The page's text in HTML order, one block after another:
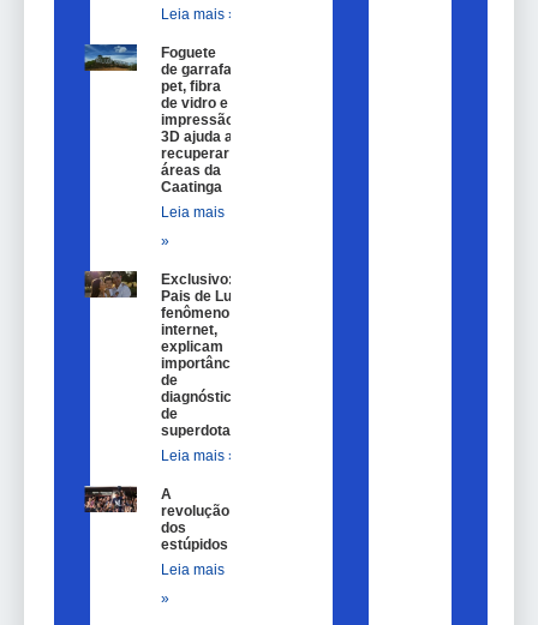
Leia mais »
Foguete
de garrafa
pet, fibra
de vidro e
impressão
3D ajuda a
recuperar
áreas da
Caatinga
Leia mais
»
Exclusivo:
Pais de Lulu,
fenômeno na
internet,
explicam
importância
de
diagnóstico
de
superdotação
Leia mais »
A
revolução
dos
estúpidos
Leia mais
»